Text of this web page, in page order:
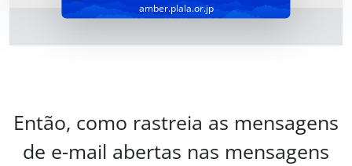
amber.plala.or.jp
Então, como rastreia as mensagens
de e-mail abertas nas mensagens